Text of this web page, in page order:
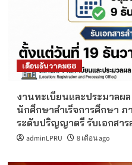
เดือนธันวาคม68
งานทะเบียนและประมวลผ
นักศึกษาสำเร็จการศึกษา ภ
ระดับปริญญาตรี รับเอกสาร
adminLPRU 8 เดือน ago